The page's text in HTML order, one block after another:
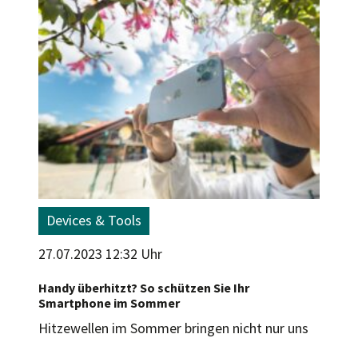
Devices & Tools
27.07.2023 12:32 Uhr
Handy überhitzt? So schützen Sie Ihr
Smartphone im Sommer
Hitzewellen im Sommer bringen nicht nur uns